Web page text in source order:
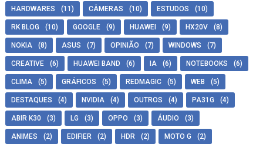
HARDWARES (11) CÂMERAS (10) ESTUDOS (10)
RK BLOG (10) GOOGLE (9) HUAWEI (9) HX20V (8)
NOKIA (8) ASUS (7) OPINIÃO (7) WINDOWS (7)
CREATIVE (6) HUAWEI BAND (6) IA (6) NOTEBOOKS (6)
CLIMA (5) GRÁFICOS (5) REDMAGIC (5) WEB (5)
DESTAQUES (4) NVIDIA (4) OUTROS (4) PA31G (4)
ABIR K30 (3) LG (3) OPPO (3) ÁUDIO (3)
ANIMES (2) EDIFIER (2) HDR (2) MOTO G (2)